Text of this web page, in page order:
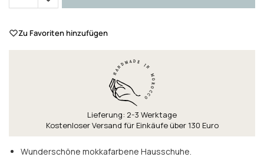
Zu Favoriten hinzufügen
Lieferung: 2-3 Werktage
Kostenloser Versand für Einkäufe über 130 Euro
Wunderschöne mokkafarbene Hausschuhe.